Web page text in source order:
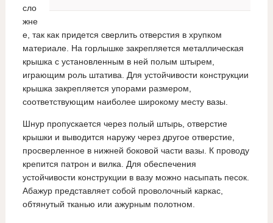
сло
жне
е, так как придется сверлить отверстия в хрупком
материале. На горлышке закрепляется металлическая
крышка с установленным в ней полым штырем,
играющим роль штатива. Для устойчивости конструкции
крышка закрепляется упорами размером,
соответствующим наиболее широкому месту вазы.
Шнур пропускается через полый штырь, отверстие
крышки и выводится наружу через другое отверстие,
просверленное в нижней боковой части вазы. К проводу
крепится патрон и вилка. Для обеспечения
устойчивости конструкции в вазу можно насыпать песок.
Абажур представляет собой проволочный каркас,
обтянутый тканью или ажурным полотном.